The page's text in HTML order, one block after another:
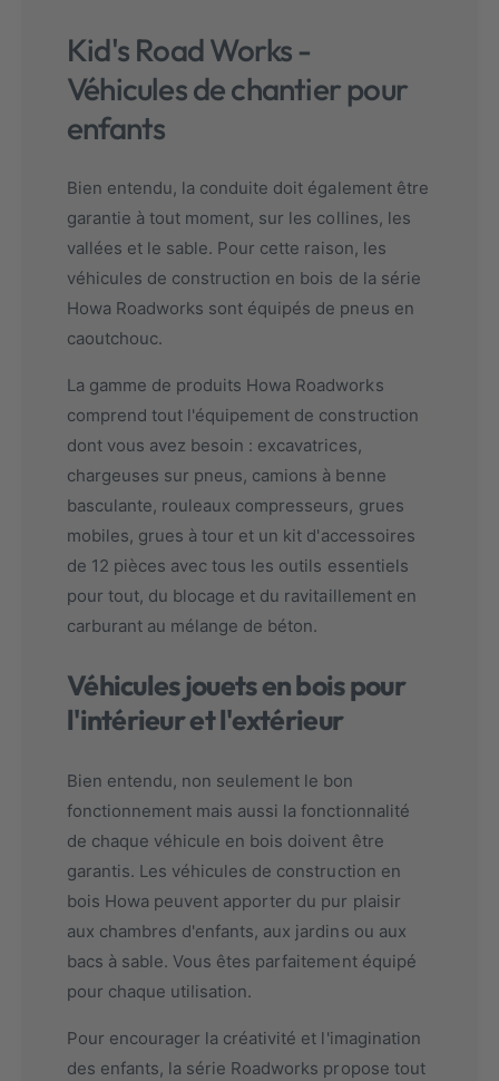
Kid's Road Works -
Véhicules de chantier pour
enfants
Bien entendu, la conduite doit également être
garantie à tout moment, sur les collines, les
vallées et le sable. Pour cette raison, les
véhicules de construction en bois de la série
Howa Roadworks sont équipés de pneus en
caoutchouc.
La gamme de produits Howa Roadworks
comprend tout l'équipement de construction
dont vous avez besoin : excavatrices,
chargeuses sur pneus, camions à benne
basculante, rouleaux compresseurs, grues
mobiles, grues à tour et un kit d'accessoires
de 12 pièces avec tous les outils essentiels
pour tout, du blocage et du ravitaillement en
carburant au mélange de béton.
Véhicules jouets en bois pour
l'intérieur et l'extérieur
Bien entendu, non seulement le bon
fonctionnement mais aussi la fonctionnalité
de chaque véhicule en bois doivent être
garantis. Les véhicules de construction en
bois Howa peuvent apporter du pur plaisir
aux chambres d'enfants, aux jardins ou aux
bacs à sable. Vous êtes parfaitement équipé
pour chaque utilisation.
Pour encourager la créativité et l'imagination
des enfants, la série Roadworks propose tout